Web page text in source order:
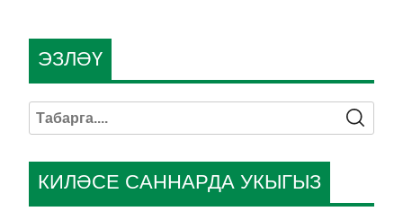
КИЛӘСЕ САННАРДА УКЫГЫЗ
ЭЗЛӘҮ